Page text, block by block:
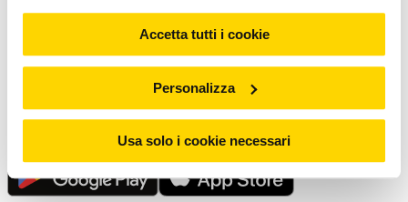
cliccando "Accetto tutti i cookie” o selezionando le
diverse categorie di cookies da "Personalizza"
Accetta tutti i cookie
Personalizza
Usa solo i cookie necessari
Scarica la nostra App